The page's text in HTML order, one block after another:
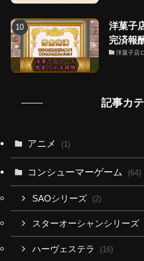
洋菓子
完済報
洋菓子店
記事カ
アニメ (1)
コンシューマーゲーム (64)
SAOシリーズ (2)
スターオーシャンシリーズ
ハーヴェステラ (16)